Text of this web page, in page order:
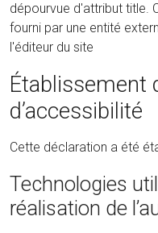
dépourvue d'attribut title.
fourni par une entité
l'éditeur du site
Établissement
d’accessibilité
Cette déclaration a été
Technologies
réalisation de